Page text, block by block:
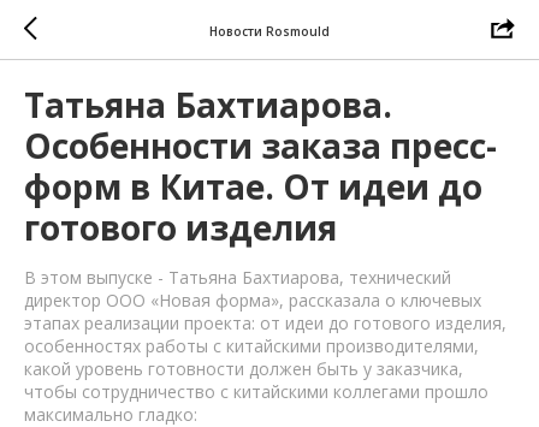
Новости Rosmould
Татьяна Бахтиарова.
Особенности заказа пресс-
форм в Китае. От идеи до
готового изделия
В этом выпуске - Татьяна Бахтиарова, технический
директор ООО «Новая форма», рассказала о ключевых
этапах реализации проекта: от идеи до готового изделия,
особенностях работы с китайскими производителями,
какой уровень готовности должен быть у заказчика,
чтобы сотрудничество с китайскими коллегами прошло
максимально гладко: